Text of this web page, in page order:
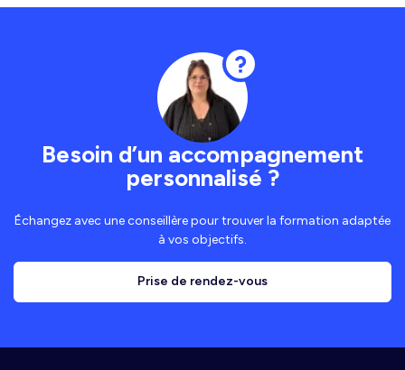
Besoin d’un accompagnement
personnalisé ?
Échangez avec une conseillère pour trouver la formation adaptée
à vos objectifs.
Prise de rendez-vous